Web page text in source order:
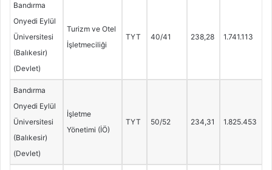
Bandırma
Onyedi Eylül
Üniversitesi
(Balıkesir)
(Devlet)
Turizm ve Otel
İşletmeciliği
TYT 40/41 238,28 1.741.113
Bandırma
Onyedi Eylül
Üniversitesi
(Balıkesir)
(Devlet)
İşletme
Yönetimi (İÖ)
TYT 50/52 234,31 1.825.453